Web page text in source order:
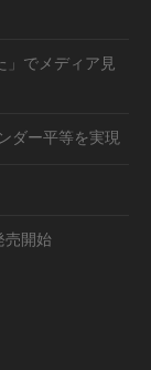
」でメディア見
ダー平等を実現
売開始